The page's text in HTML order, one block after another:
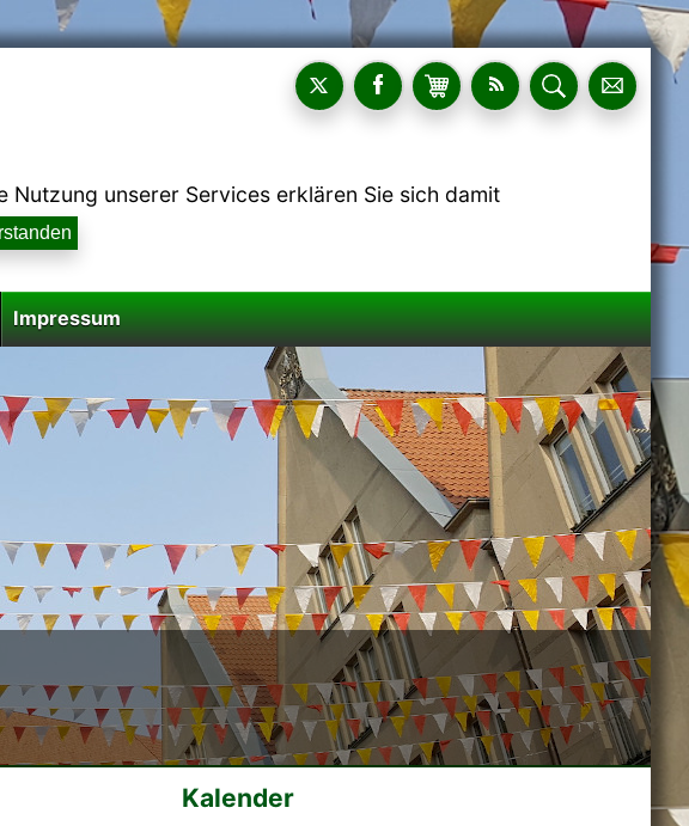
unserer Services erklären Sie sich damit
Impressum
Kalender